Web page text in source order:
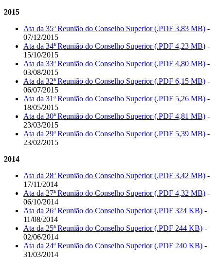
2015
Ata da 35ª Reunião do Conselho Superior (.PDF 3,83 MB) -
07/12/2015
Ata da 34ª Reunião do Conselho Superior (.PDF 4,23 MB) -
15/10/2015
Ata da 33ª Reunião do Conselho Superior (.PDF 4,80 MB) -
03/08/2015
Ata da 32ª Reunião do Conselho Superior (.PDF 6,15 MB) -
06/07/2015
Ata da 31ª Reunião do Conselho Superior (.PDF 5,26 MB) -
18/05/2015
Ata da 30ª Reunião do Conselho Superior (.PDF 4,81 MB) -
23/03/2015
Ata da 29ª Reunião do Conselho Superior (.PDF 5,39 MB) -
23/02/2015
2014
Ata da 28ª Reunião do Conselho Superior (.PDF 3,42 MB) -
17/11/2014
Ata da 27ª Reunião do Conselho Superior (.PDF 4,32 MB) -
06/10/2014
Ata da 26ª Reunião do Conselho Superior (.PDF 324 KB) -
11/08/2014
Ata da 25ª Reunião do Conselho Superior (.PDF 244 KB) -
02/06/2014
Ata da 24ª Reunião do Conselho Superior (.PDF 240 KB) -
31/03/2014